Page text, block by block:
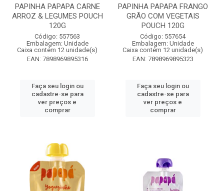
PAPINHA PAPAPA CARNE
ARROZ & LEGUMES POUCH
120G
Código: 557563
Embalagem: Unidade
Caixa contém 12 unidade(s)
EAN: 7898969895316
Faça seu login ou
cadastre-se para
ver preços e
comprar
PAPINHA PAPAPA FRANGO
GRÃO COM VEGETAIS
POUCH 120G
Código: 557654
Embalagem: Unidade
Caixa contém 12 unidade(s)
EAN: 7898969895323
Faça seu login ou
cadastre-se para
ver preços e
comprar